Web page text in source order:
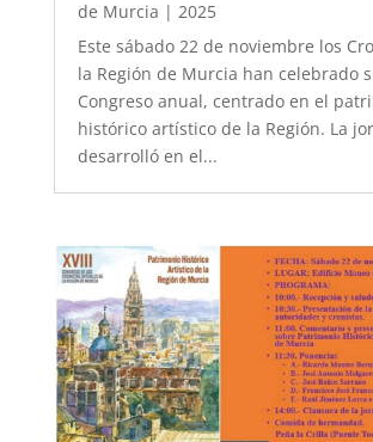
de Murcia | 2025
Este sábado 22 de noviembre los
la Región de Murcia han celebrado
Congreso anual, centrado en el
histórico artístico de la Región. La
desarrolló en el...